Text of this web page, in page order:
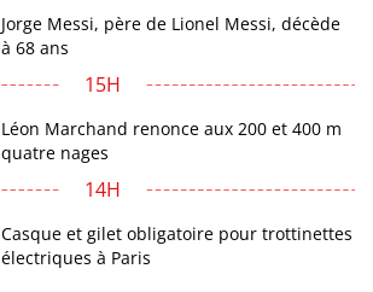
Jorge Messi, père de Lionel Messi, décède
à 68 ans
15H
Léon Marchand renonce aux 200 et 400 m
quatre nages
14H
Casque et gilet obligatoire pour trottinettes
électriques à Paris